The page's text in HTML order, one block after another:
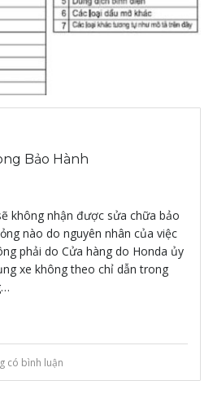
Bảo Hành
không nhận được sửa chữa bảo
nào do nguyên nhân của việc
phải do Cửa hàng do Honda ủy
xe không theo chỉ dẫn trong
có bình luận